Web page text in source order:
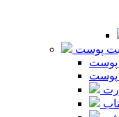
پوست
پوست
پوست